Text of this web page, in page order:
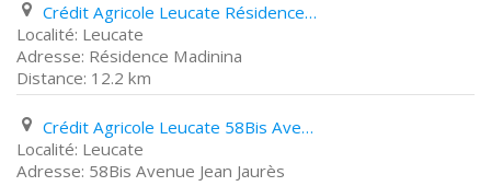
Crédit Agricole Leucate Résidence Madinina
Leucate
Résidence Madinina
12.2 km
Crédit Agricole Leucate 58Bis Avenue Jean Jaurès
Leucate
58Bis Avenue Jean Jaurès